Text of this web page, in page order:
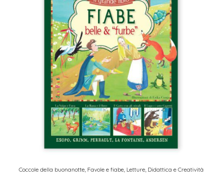
Coccole della buonanotte, Favole e fiabe, Letture, Didattica e Creatività